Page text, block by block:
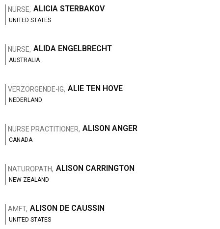
NURSE, ALICIA STERBAKOV
UNITED STATES
NURSE, ALIDA ENGELBRECHT
AUSTRALIA
VERZORGENDE-IG, ALIE TEN HOVE
NEDERLAND
NURSE PRACTITIONER, ALISON ANGER
CANADA
NATUROPATH, ALISON CARRINGTON
NEW ZEALAND
AMFT, ALISON DE CAUSSIN
UNITED STATES